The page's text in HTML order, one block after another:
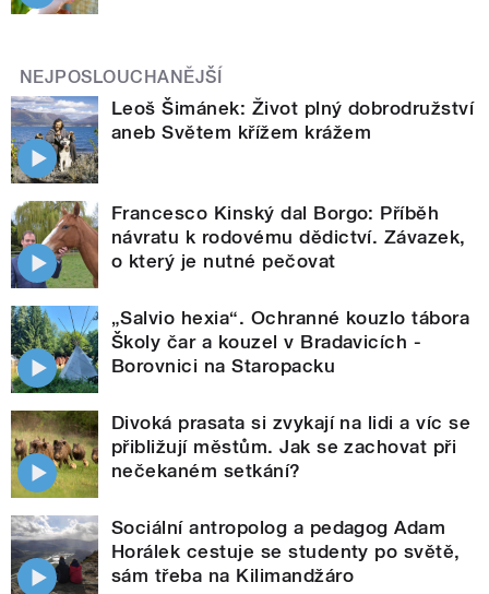
NEJPOSLOUCHANĚJŠÍ
Leoš Šimánek: Život plný dobrodružství
aneb Světem křížem krážem
Francesco Kinský dal Borgo: Příběh
návratu k rodovému dědictví. Závazek,
o který je nutné pečovat
„Salvio hexia“. Ochranné kouzlo tábora
Školy čar a kouzel v Bradavicích -
Borovnici na Staropacku
Divoká prasata si zvykají na lidi a víc se
přibližují městům. Jak se zachovat při
nečekaném setkání?
Sociální antropolog a pedagog Adam
Horálek cestuje se studenty po světě,
sám třeba na Kilimandžáro